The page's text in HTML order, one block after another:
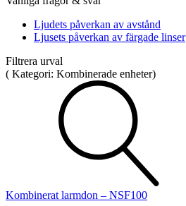
Industri
Blixtljus
SirenerKombinerade enheterLarmsystem
Ex-klassade
BlixtljusSirener
Kombinerade enheter
Larmklockor
Ljudets påverkan av avstånd
Ljusets påverkan av färgade linser
Filtrera urval
( Kategori: Kombinerade enheter)
Kombinerat larmdon – NSF100